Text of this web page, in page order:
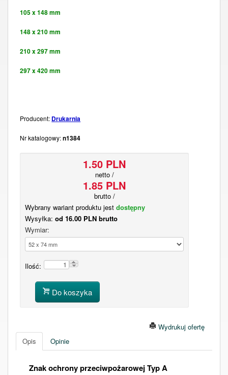
105 x 148 mm
148 x 210 mm
210 x 297 mm
297 x 420 mm
Producent: Drukarnia
Nr katalogowy:n1384
1.50 PLN
netto /
1.85 PLN
brutto /
Wybrany wariant produktu jestdostępny
Wysyłka:od 16.00 PLN brutto
Wymiar:
Ilość:
Do koszyka
Wydrukuj ofertę
Opis
Opinie
Znak ochrony przeciwpożarowej Typ A